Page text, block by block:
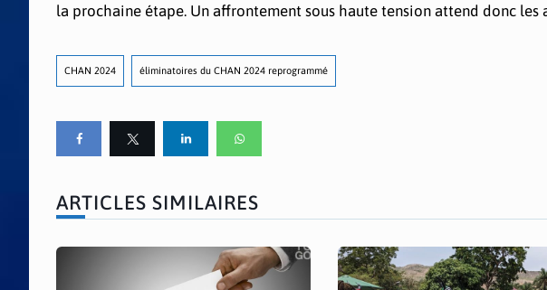
la prochaine étape. Un affrontement sous haute tension attend donc
CHAN 2024 éliminatoires du CHAN 2024 reprogrammé
ARTICLES SIMILAIRES